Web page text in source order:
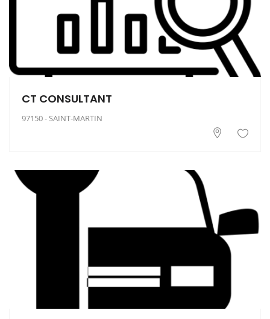
CT CONSULTANT
97150 - SAINT-MARTIN